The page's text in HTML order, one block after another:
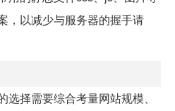
，以减少与服务器的握手请
择需要综合考量网站规模、